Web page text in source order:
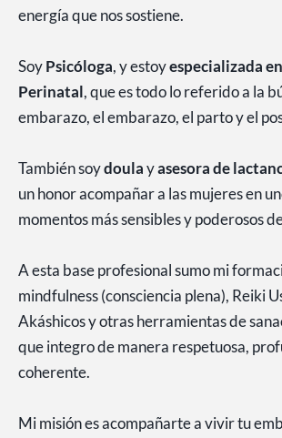
energía que nos sostiene.
SoyPsicóloga, y estoyespecializada
Perinatal, que es todo lo referido a la
embarazo, el embarazo, el parto y el
También soydoulayasesora de
un honor acompañar a las mujeres en
momentos más sensibles y poderosos
A esta base profesional sumo mi
mindfulness (consciencia plena), Reiki
Akáshicos y otras herramientas de
que integro de manera respetuosa,
coherente.
Mi misión es acompañarte a vivir tu